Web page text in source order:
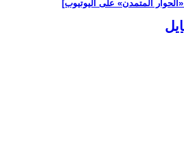
المتمدن» على اليوتيوب]